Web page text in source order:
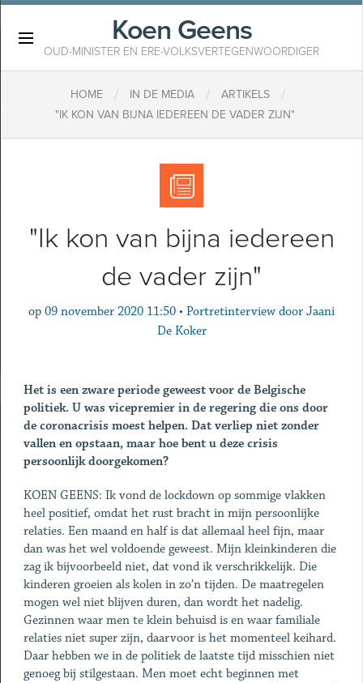
Koen Geens
OUD-MINISTER EN ERE-VOLKSVERTEGENWOORDIGER
HOME / IN DE MEDIA / ARTIKELS /
"IK KON VAN BIJNA IEDEREEN DE VADER ZIJN"
"Ik kon van bijna iedereen
de vader zijn"
op 09 november 2020 11:50 • Portretinterview door Jaani
De Koker
Het is een zware periode geweest voor de Belgische
politiek. U was vicepremier in de regering die ons door
de coronacrisis moest helpen. Dat verliep niet zonder
vallen en opstaan, maar hoe bent u deze crisis
persoonlijk doorgekomen?
KOEN GEENS: Ik vond de lockdown op sommige vlakken
heel positief, omdat het rust bracht in mijn persoonlijke
relaties. Een maand en half is dat allemaal heel fijn, maar
dan was het wel vol­doende geweest. Mijn kleinkinderen die
zag ik bijvoorbeeld niet, dat vond ik verschrikkelijk. Die
kinderen groeien als kolen in zo’n tijden. De maatregelen
mogen wel niet blijven duren, dan wordt het nadelig.
Gezinnen waar men te klein behuisd is en waar fa­miliale
relaties niet super zijn, daarvoor is het momenteel kei­hard.
Daar hebben we in de politiek de laatste tijd misschien niet
genoeg bij stilgestaan. Men moet echt beginnen met